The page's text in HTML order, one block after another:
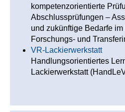
kompetenzorientierte
Abschlussprüfungen –
und zukünftige Bedarfe
Forschungs- und
VR-Lackierwerkstatt
Handlungsorientiertes
Lackierwerkstatt